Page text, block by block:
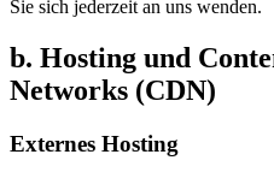
Sie sich jederzeit an uns wenden.
b. Hosting und
Networks (CDN)
Externes Hosting